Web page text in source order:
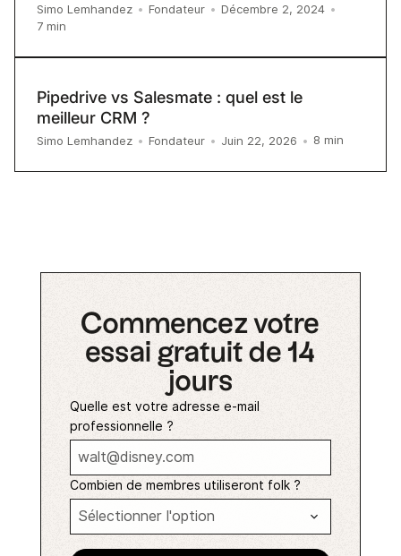
Simo Lemhandez • Fondateur • Décembre 2, 2024 •
7 min
Pipedrive vs Salesmate : quel est le
meilleur CRM ?
Simo Lemhandez • Fondateur • Juin 22, 2026 • 8 min
Commencez votre
essai gratuit de 14
jours
Quelle est votre adresse e-mail
professionnelle ?
Combien de membres utiliseront folk ?